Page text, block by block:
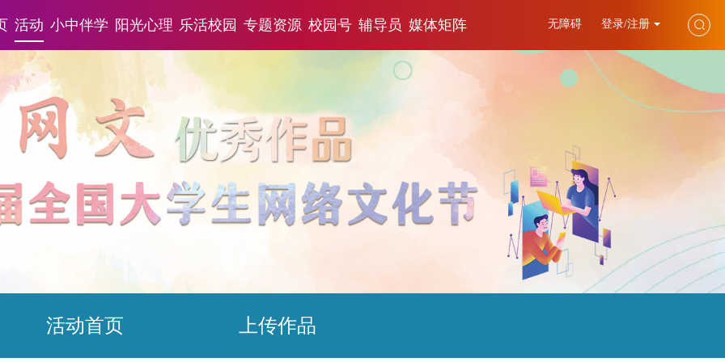
活动 小中伴学 阳光心理 乐活校园 专题资源 校园号 辅导员 媒体矩阵 无障碍 登录/注册
活动首页 上传作品